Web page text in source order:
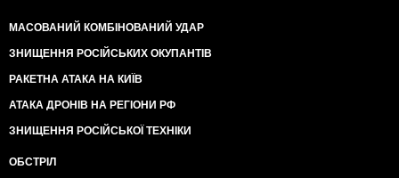
МАСОВАНИЙ КОМБІНОВАНИЙ УДАР
ЗНИЩЕННЯ РОСІЙСЬКИХ ОКУПАНТІВ
РАКЕТНА АТАКА НА КИЇВ
АТАКА ДРОНІВ НА РЕГІОНИ РФ
ЗНИЩЕННЯ РОСІЙСЬКОЇ ТЕХНІКИ
ОБСТРІЛ